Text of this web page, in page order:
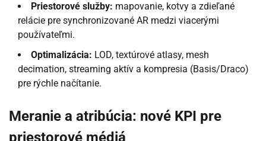
Priestorové služby: mapovanie, kotvy a zdieľané
relácie pre synchronizované AR medzi viacerými
používateľmi.
Optimalizácia: LOD, textúrové atlasy, mesh
decimation, streaming aktív a kompresia (Basis/Draco)
pre rýchle načítanie.
Meranie a atribúcia: nové KPI pre
priestorové médiá